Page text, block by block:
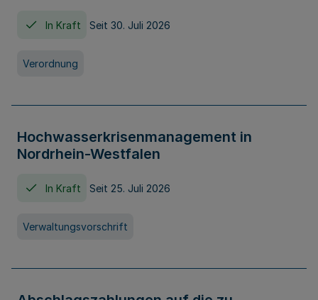
In Kraft Seit 30. Juli 2026
Verordnung
Hochwasserkrisenmanagement in
Nordrhein-Westfalen
In Kraft Seit 25. Juli 2026
Verwaltungsvorschrift